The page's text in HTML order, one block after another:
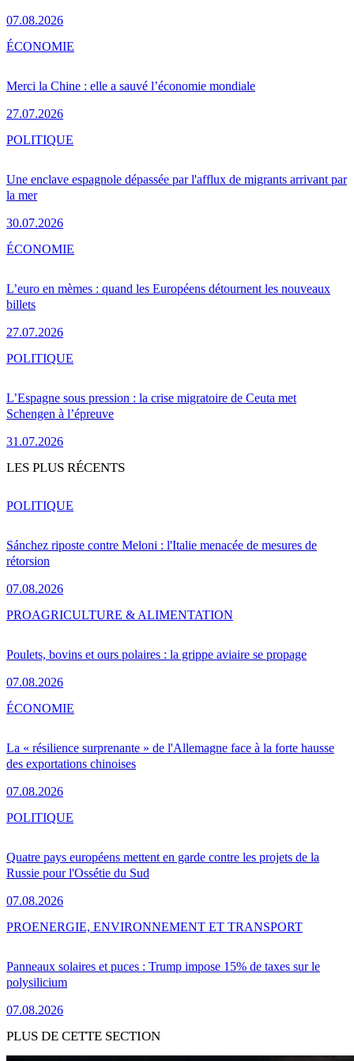
07.08.2026
Merci la Chine : elle a sauvé l’économie mondiale
27.07.2026
ÉCONOMIE
Une enclave espagnole dépassée par l'afflux de migrants arrivant par
la mer
30.07.2026
POLITIQUE
L’euro en mèmes : quand les Européens détournent les nouveaux
billets
27.07.2026
ÉCONOMIE
L’Espagne sous pression : la crise migratoire de Ceuta met
Schengen à l’épreuve
31.07.2026
POLITIQUE
LES PLUS RÉCENTS
Sánchez riposte contre Meloni : l'Italie menacée de mesures de
rétorsion
07.08.2026
POLITIQUE
Poulets, bovins et ours polaires : la grippe aviaire se propage
07.08.2026
PROAGRICULTURE & ALIMENTATION
La « résilience surprenante » de l'Allemagne face à la forte hausse
des exportations chinoises
07.08.2026
ÉCONOMIE
Quatre pays européens mettent en garde contre les projets de la
Russie pour l'Ossétie du Sud
07.08.2026
POLITIQUE
Panneaux solaires et puces : Trump impose 15% de taxes sur le
polysilicium
07.08.2026
PROENERGIE, ENVIRONNEMENT ET TRANSPORT
PLUS DE CETTE SECTION